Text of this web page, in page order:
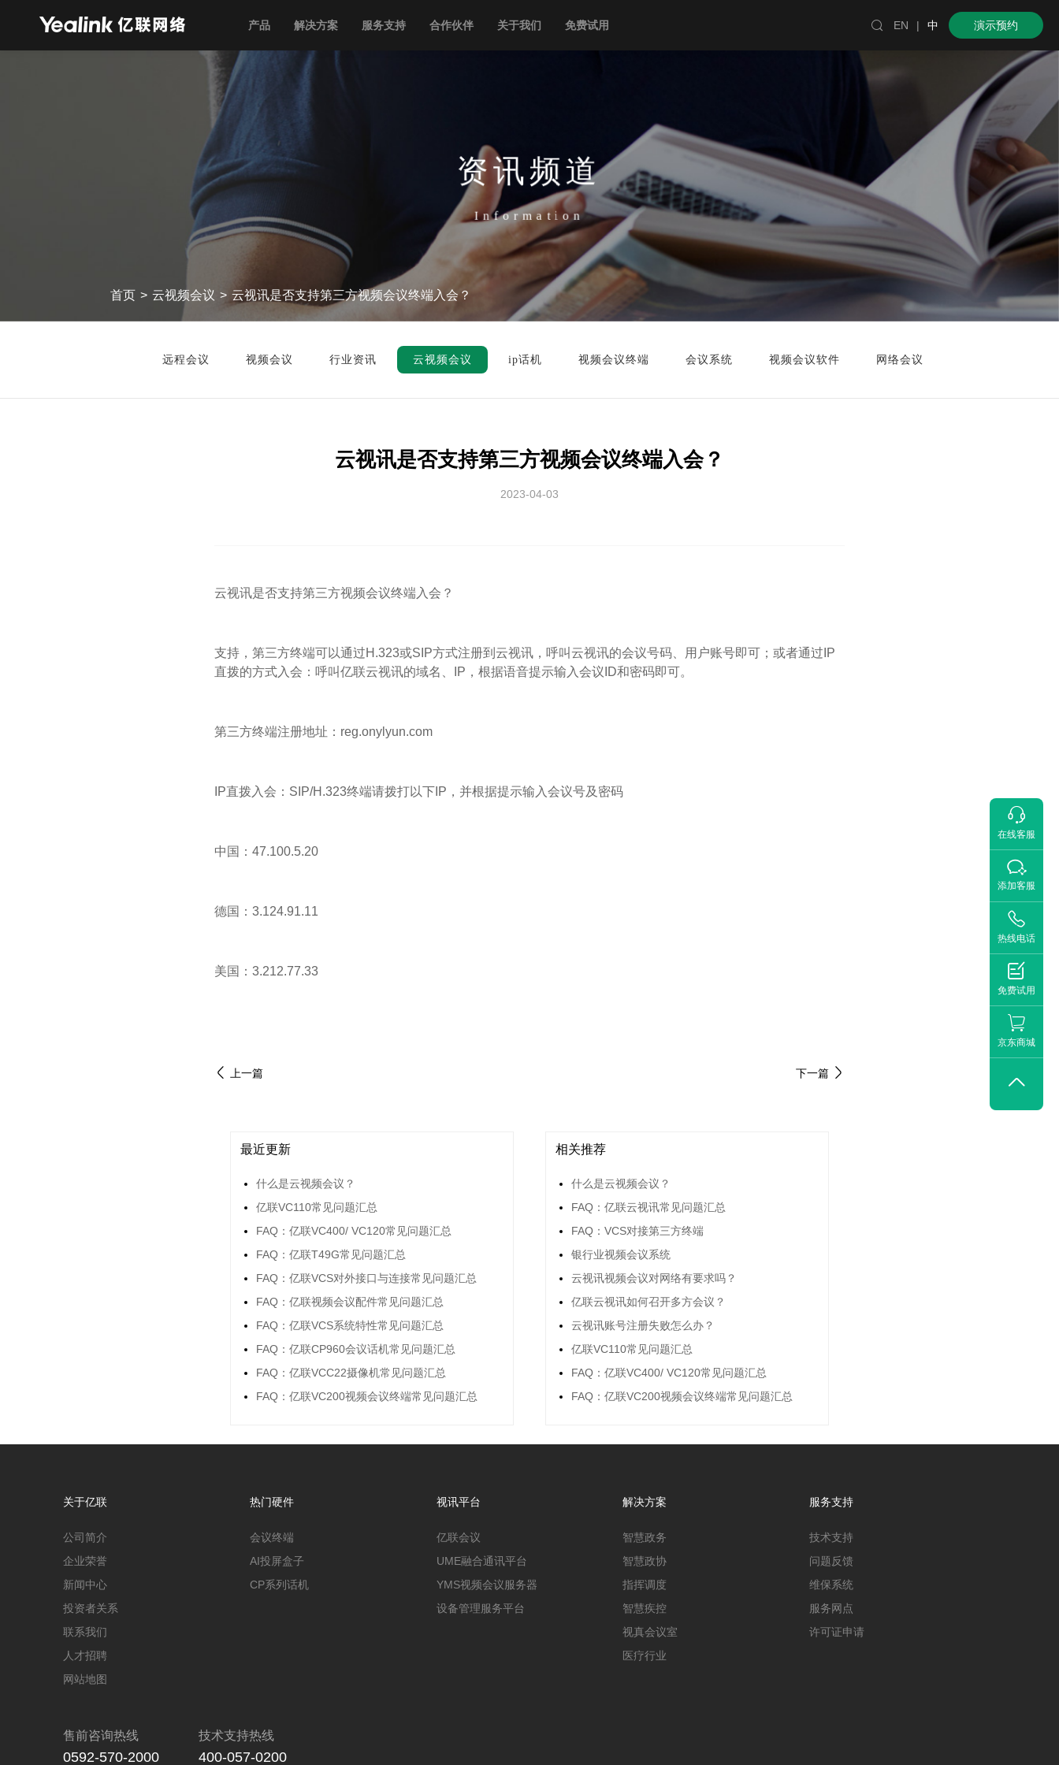
产品 解决方案 服务支持 合作伙伴 关于我们 免费试用  EN | 中 演示预约
资讯频道
Information
首页 > 云视频会议 > 云视讯是否支持第三方视频会议终端入会？
远程会议 视频会议 行业资讯 云视频会议 ip话机 视频会议终端 会议系统 视频会议软件 网络会议
云视讯是否支持第三方视频会议终端入会？
2023-04-03
云视讯是否支持第三方视频会议终端入会？
支持，第三方终端可以通过H.323或SIP方式注册到云视讯，呼叫云视讯的会议号码、用户账号即可；或者通过IP
直拨的方式入会：呼叫亿联云视讯的域名、IP，根据语音提示输入会议ID和密码即可。
第三方终端注册地址：reg.onylyun.com
IP直拨入会：SIP/H.323终端请拨打以下IP，并根据提示输入会议号及密码
中国：47.100.5.20
德国：3.124.91.11
美国：3.212.77.33
上一篇 下一篇
最近更新
什么是云视频会议？
亿联VC110常见问题汇总
FAQ：亿联VC400/ VC120常见问题汇总
FAQ：亿联T49G常见问题汇总
FAQ：亿联VCS对外接口与连接常见问题汇总
FAQ：亿联视频会议配件常见问题汇总
FAQ：亿联VCS系统特性常见问题汇总
FAQ：亿联CP960会议话机常见问题汇总
FAQ：亿联VCC22摄像机常见问题汇总
FAQ：亿联VC200视频会议终端常见问题汇总
相关推荐
什么是云视频会议？
FAQ：亿联云视讯常见问题汇总
FAQ：VCS对接第三方终端
银行业视频会议系统
云视讯视频会议对网络有要求吗？
亿联云视讯如何召开多方会议？
云视讯账号注册失败怎么办？
亿联VC110常见问题汇总
FAQ：亿联VC400/ VC120常见问题汇总
FAQ：亿联VC200视频会议终端常见问题汇总

在线客服

添加客服

热线电话

免费试用
京东商城

关于亿联
公司简介
企业荣誉
新闻中心
投资者关系
联系我们
人才招聘
网站地图
热门硬件
会议终端
AI投屏盒子
CP系列话机
视讯平台
亿联会议
UME融合通讯平台
YMS视频会议服务器
设备管理服务平台
解决方案
智慧政务
智慧政协
指挥调度
智慧疾控
视真会议室
医疗行业
服务支持
技术支持
问题反馈
维保系统
服务网点
许可证申请
售前咨询热线
0592-570-2000
技术支持热线
400-057-0200